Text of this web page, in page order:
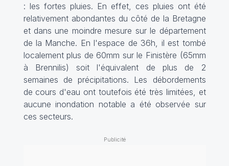
: les fortes pluies. En effet, ces pluies ont été
relativement abondantes du côté de la Bretagne
et dans une moindre mesure sur le département
de la Manche. En l'espace de 36h, il est tombé
localement plus de 60mm sur le Finistère (65mm
à Brennilis) soit l'équivalent de plus de 2
semaines de précipitations. Les débordements
de cours d'eau ont toutefois été très limitées, et
aucune inondation notable a été observée sur
ces secteurs.